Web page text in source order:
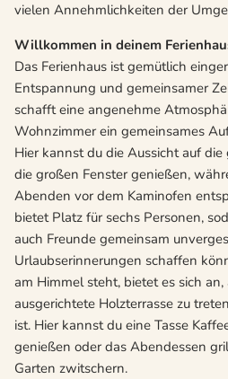
vielen Annehmlichkeiten der
Willkommen in deinem
Das Ferienhaus ist gemütlich
Entspannung und gemeinsamer
schafft eine angenehme
Wohnzimmer ein gemeinsames
Hier kannst du die Aussicht auf
die großen Fenster genießen,
Abenden vor dem Kaminofen
bietet Platz für sechs Personen,
auch Freunde gemeinsam
Urlaubserinnerungen schaffen
am Himmel steht, bietet es sich
ausgerichtete Holzterrasse zu
ist. Hier kannst du eine Tasse
genießen oder das Abendessen
Garten zwitschern.